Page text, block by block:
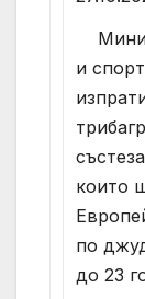
и
които
по
до 23